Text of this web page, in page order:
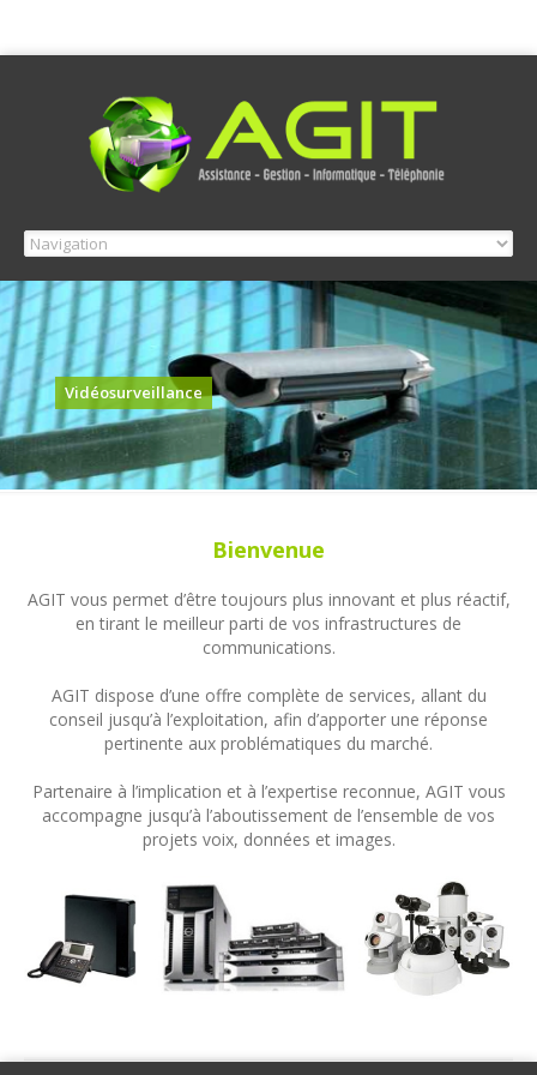
Vidéosurveillance
Bienvenue
AGIT vous permet d’être toujours plus innovant et plus réactif,
en tirant le meilleur parti de vos infrastructures de
communications.
AGIT dispose d’une offre complète de services, allant du
conseil jusqu’à l’exploitation, afin d’apporter une réponse
pertinente aux problématiques du marché.
Partenaire à l’implication et à l’expertise reconnue, AGIT vous
accompagne jusqu’à l’aboutissement de l’ensemble de vos
projets voix, données et images.